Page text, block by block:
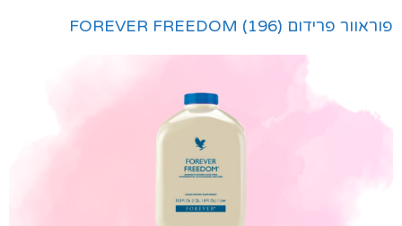
פוראוור פרידום (196) FOREVER FREEDOM